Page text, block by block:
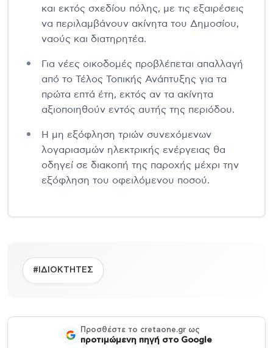
και εκτός σχεδίου πόλης, με τις εξαιρέσεις
να περιλαμβάνουν ακίνητα του Δημοσίου,
ναούς και διατηρητέα.
Για νέες οικοδομές προβλέπεται απαλλαγή
από το Τέλος Τοπικής Ανάπτυξης για τα
πρώτα επτά έτη, εκτός αν τα ακίνητα
αξιοποιηθούν εντός αυτής της περιόδου.
Η μη εξόφληση τριών συνεχόμενων
λογαριασμών ηλεκτρικής ενέργειας θα
οδηγεί σε διακοπή της παροχής μέχρι την
εξόφληση του οφειλόμενου ποσού.
#ΙΔΙΟΚΤΗΤΕΣ
Προσθέστε το cretaone.gr ως
προτιμώμενη πηγή στο Google